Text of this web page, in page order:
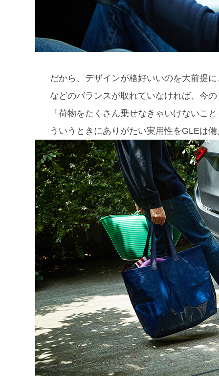
だから、デザインが格好いいのを大前提
などのバランスが取れていなければ、今
「荷物をたくさん乗せなきゃいけないこ
ういうときにありがたい実用性をGLEは